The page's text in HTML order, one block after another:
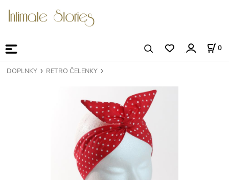
0
DOPLNKY RETRO ČELENKY